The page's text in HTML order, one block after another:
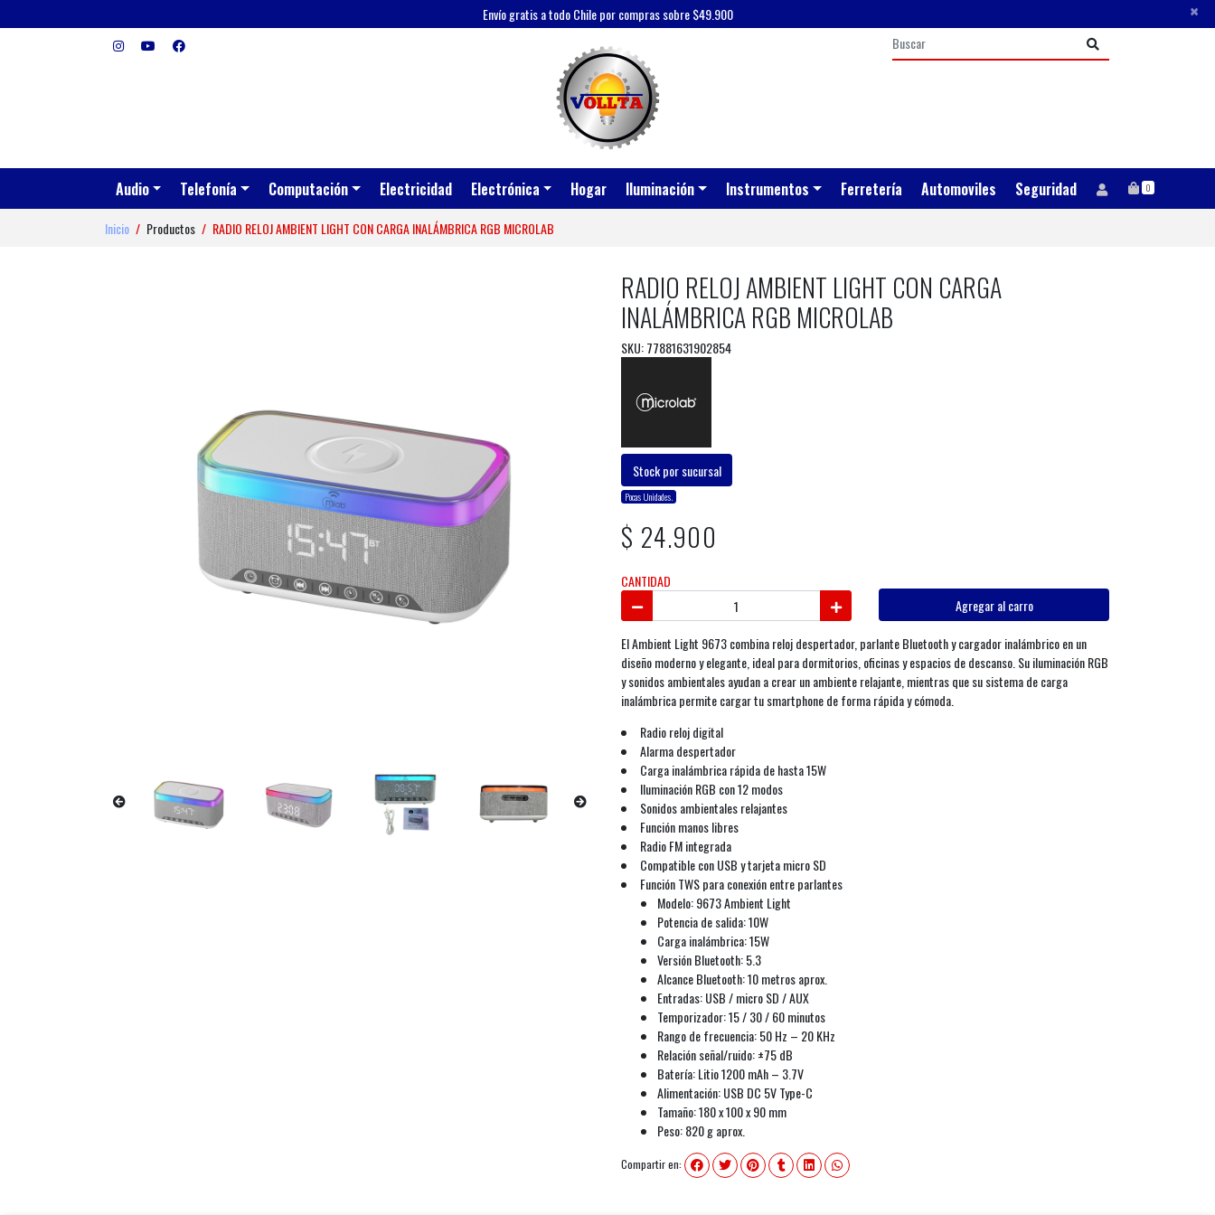
Envío gratis a todo Chile por compras sobre $49.900 ×
Audio Telefonía Computación Electricidad Electrónica Hogar Iluminación Instrumentos Ferretería Automoviles Seguridad 0
Inicio Productos RADIO RELOJ AMBIENT LIGHT CON CARGA INALÁMBRICA RGB MICROLAB
RADIO RELOJ AMBIENT LIGHT CON CARGA
INALÁMBRICA RGB MICROLAB
SKU: 77881631902854
Stock por sucursal
Pocas Unidades.
$ 24.900
CANTIDAD
Agregar al carro
El Ambient Light 9673 combina reloj despertador, parlante Bluetooth y cargador inalámbrico en un
diseño moderno y elegante, ideal para dormitorios, oficinas y espacios de descanso. Su iluminación RGB
y sonidos ambientales ayudan a crear un ambiente relajante, mientras que su sistema de carga
inalámbrica permite cargar tu smartphone de forma rápida y cómoda.
Radio reloj digital
Alarma despertador
Carga inalámbrica rápida de hasta 15W
Iluminación RGB con 12 modos
Sonidos ambientales relajantes
Función manos libres
Radio FM integrada
Compatible con USB y tarjeta micro SD
Función TWS para conexión entre parlantes
Modelo: 9673 Ambient Light
Potencia de salida: 10W
Carga inalámbrica: 15W
Versión Bluetooth: 5.3
Alcance Bluetooth: 10 metros aprox.
Entradas: USB / micro SD / AUX
Temporizador: 15 / 30 / 60 minutos
Rango de frecuencia: 50 Hz – 20 KHz
Relación señal/ruido: ±75 dB
Batería: Litio 1200 mAh – 3.7V
Alimentación: USB DC 5V Type-C
Tamaño: 180 x 100 x 90 mm
Peso: 820 g aprox.
Compartir en: